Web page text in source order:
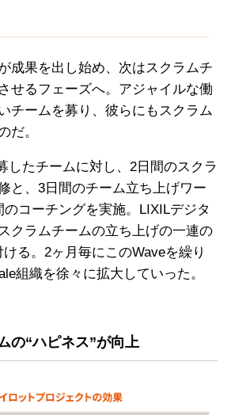
成果を出し始め、次はスクラムチ
せるフェーズへ。アジャイルな働
チームを募り、彼らにもスクラム
だ。
したチームに対し、2日間のスクラ
と、3日間のチーム立ち上げワー
コーチングを実施。LIXILデジタ
クラムチームの立ち上げの一連の
る。2ヶ月毎にこのWaveを繰り
組織を徐々に拡大していった。
の“ハピネス”が向上